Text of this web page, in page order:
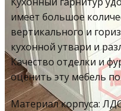
имеет большое
вертикального и
кухонной утвари и
Качество отделки и
оценить эту мебель
Материал корпуса: